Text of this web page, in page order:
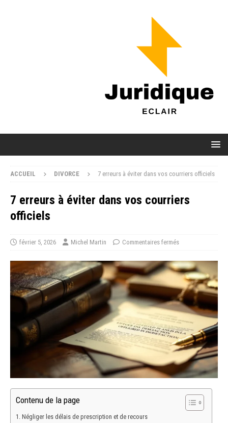
ACCUEIL DIVORCE 7 erreurs à éviter dans vos courriers officiels
7 erreurs à éviter dans vos courriers
officiels
février 5, 2026 Michel Martin Commentaires fermés
Contenu de la page
Négliger les délais de prescription et de recours